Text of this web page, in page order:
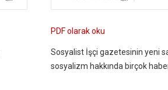
PDF olarak oku
Sosyalist İşçi gazetesinin yeni
sosyalizm hakkında birçok